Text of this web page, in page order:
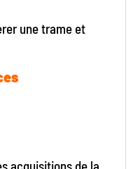
une trame et